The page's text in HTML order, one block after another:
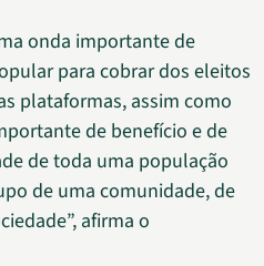
onda importante de
para cobrar dos eleitos
plataformas, assim como
de benefício e de
de toda uma população
de uma comunidade, de
afirma o